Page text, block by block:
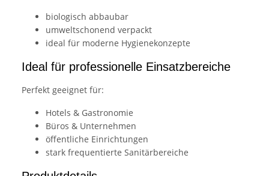
biologisch abbaubar
umweltschonend verpackt
ideal für moderne Hygienekonzepte
Ideal für professionelle Einsatzbereiche
Perfekt geeignet für:
Hotels & Gastronomie
Büros & Unternehmen
öffentliche Einrichtungen
stark frequentierte Sanitärbereiche